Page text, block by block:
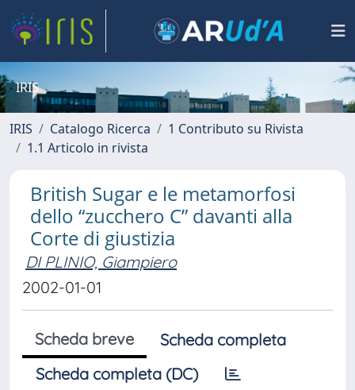
IRIS
IRIS Catalogo Ricerca
1 Contributo su Rivista
1.1 Articolo in rivista
British Sugar e le metamorfosi
dello “zucchero C” davanti alla
Corte di giustizia
DI PLINIO, Giampiero
2002-01-01
Scheda breve
Scheda completa
Scheda completa (DC)